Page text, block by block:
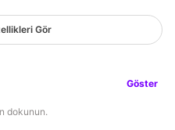
Gör
Göster
dokunun.